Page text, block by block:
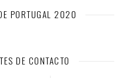
PORTUGAL 2020
DE CONTACTO